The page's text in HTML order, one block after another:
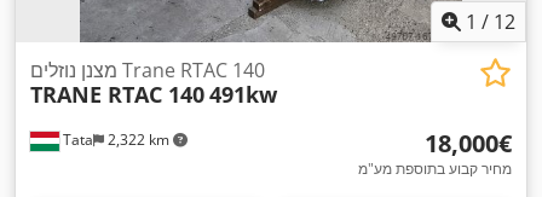
1 / 12
Tata 2,322 km
מצנן נוזלים Trane RTAC 140
TRANE RTAC 140491kw
‏18,000 ‏€
מחיר קבוע בתוספת מע"מ